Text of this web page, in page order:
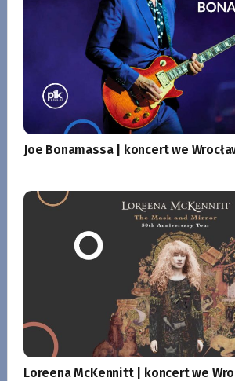
Joe Bonamassa | koncert we
Loreena McKennitt | koncert we